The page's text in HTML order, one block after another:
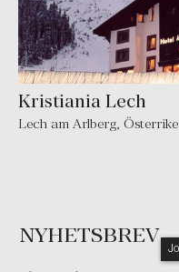
Kristiania Lech
Lech am Arlberg, Österrike
NYHETSBREV